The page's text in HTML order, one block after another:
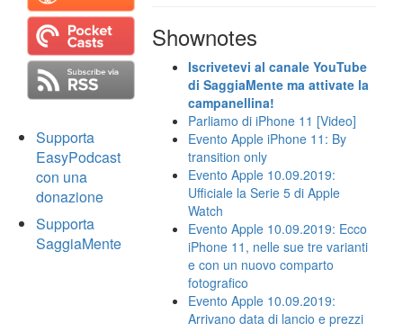
Supporta
EasyPodcast
con una
donazione
Supporta
SaggiaMente
Shownotes
Iscrivetevi al canale YouTube
di SaggiaMente ma attivate la
campanellina!
Parliamo di iPhone 11 [Video]
Evento Apple iPhone 11: By
transition only
Evento Apple 10.09.2019:
Ufficiale la Serie 5 di Apple
Watch
Evento Apple 10.09.2019: Ecco
iPhone 11, nelle sue tre varianti
e con un nuovo comparto
fotografico
Evento Apple 10.09.2019:
Arrivano data di lancio e prezzi